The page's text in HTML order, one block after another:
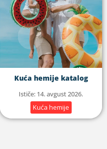
Kuća hemije katalog
Ističe: 14. avgust 2026.
Kuća hemije